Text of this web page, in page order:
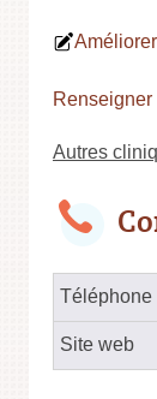
Autres
Téléphone
Site web